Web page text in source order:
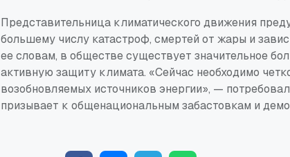
Представительница климатического движения
большему числу катастроф, смертей от жары и
ее словам, в обществе существует значительное
активную защиту климата. «Сейчас необходимо
возобновляемых источников энергии», —
призывает к общенациональным забастовкам и